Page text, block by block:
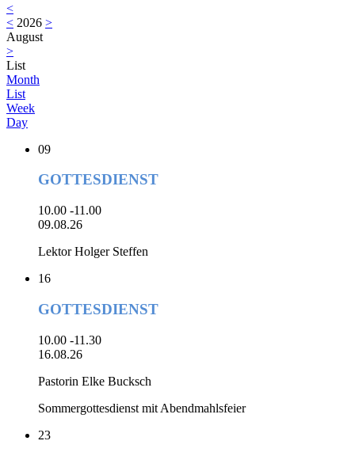
<
< 2026 >
August
>
List
Month
List
Week
Day
09
GOTTESDIENST
10.00 -11.00
09.08.26
Lektor Holger Steffen
16
GOTTESDIENST
10.00 -11.30
16.08.26
Pastorin Elke Bucksch
Sommergottesdienst mit Abendmahlsfeier
23